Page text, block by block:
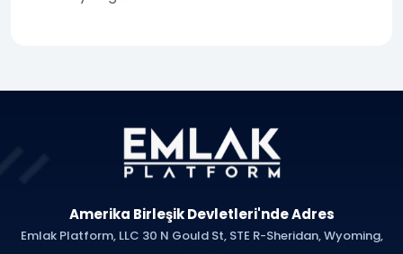
Amerika Birleşik Devletleri'nde Adres
Emlak Platform, LLC 30 N Gould St, STE R-Sheridan, Wyoming,